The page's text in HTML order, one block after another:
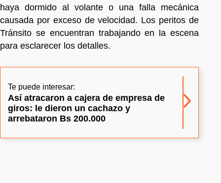
haya dormido al volante o una falla mecánica
causada por exceso de velocidad. Los peritos de
Tránsito se encuentran trabajando en la escena
para esclarecer los detalles.
Te puede interesar:
Así atracaron a cajera de empresa de
giros: le dieron un cachazo y
arrebataron Bs 200.000